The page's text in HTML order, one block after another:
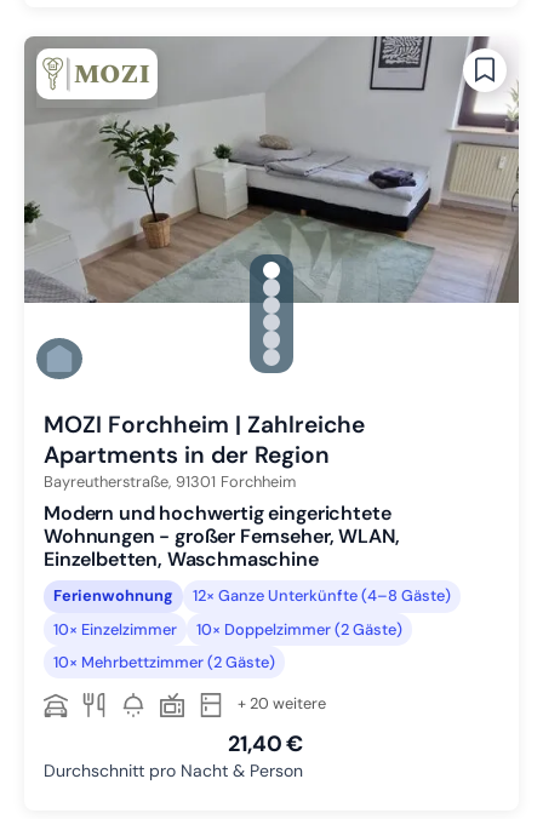
gallery.slide_selector
Zu Slide 1 wechseln
Zu Slide 2 wechseln
Zu Slide 3 wechseln
Zu Slide 4 wechseln
Zu Slide 5 wechseln
Zu Slide 6 wechseln
MOZI Forchheim | Zahlreiche
Apartments in der Region
Bayreutherstraße, 91301 Forchheim
Modern und hochwertig eingerichtete
Wohnungen - großer Fernseher, WLAN,
Einzelbetten, Waschmaschine
Ferienwohnung
12× Ganze Unterkünfte (4–8 Gäste)
10× Einzelzimmer
10× Doppelzimmer (2 Gäste)
10× Mehrbettzimmer (2 Gäste)
+ 20 weitere
21,40 €
Durchschnitt pro Nacht & Person